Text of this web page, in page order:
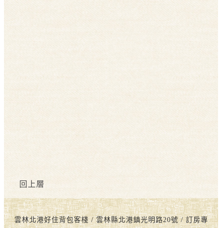
回上層
雲林北港好住背包客棧 / 雲林縣北港鎮光明路20號 / 訂房專